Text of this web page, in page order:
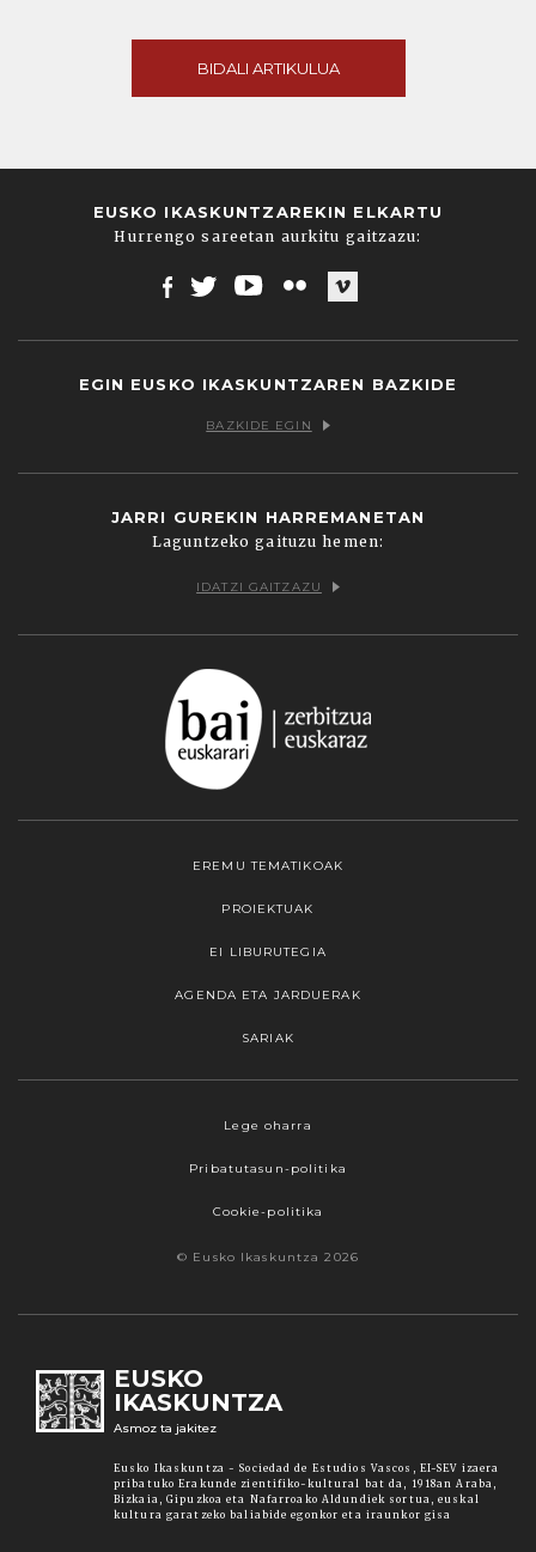
BIDALI ARTIKULUA
EUSKO IKASKUNTZAREKIN ELKARTU
Hurrengo sareetan aurkitu gaitzazu:
EGIN EUSKO IKASKUNTZAREN BAZKIDE
BAZKIDE EGIN
JARRI GUREKIN HARREMANETAN
Laguntzeko gaituzu hemen:
IDATZI GAITZAZU
EREMU TEMATIKOAK
PROIEKTUAK
EI LIBURUTEGIA
AGENDA ETA JARDUERAK
SARIAK
Lege oharra
Pribatutasun-politika
Cookie-politika
© Eusko Ikaskuntza 2026
EUSKO
IKASKUNTZA
Asmoz ta jakitez
Eusko Ikaskuntza - Sociedad de Estudios Vascos, EI-SEV izaera
pribatuko Erakunde zientifiko-kultural bat da, 1918an Araba,
Bizkaia, Gipuzkoa eta Nafarroako Aldundiek sortua, euskal
kultura garatzeko baliabide egonkor eta iraunkor gisa
Webgune honek cookieak erabiltzen ditu,
nabigatzeko nahiago duzun cookie aukera.
Guztiz desaktibatzea ere hauta dezakezu.
"konfigurazioa" aukeran. "Onartzen dut" botoia
cookie politika onartzen duzula adierazten ari
gehiago lortzeko.
Onartu